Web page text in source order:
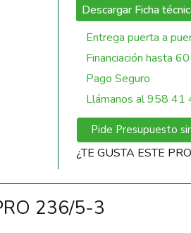
Descargar Ficha
Entrega puerta a
Financiación hasta
Pago Seguro
Llámanos al 958 41
Pide Presupuesto
¿TE GUSTA ESTE
236/5-3